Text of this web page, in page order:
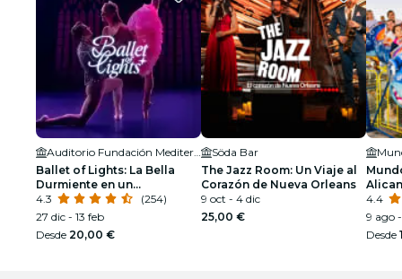
Ballet of Lights: La Bella
Durmiente en un
espectáculo deslumbrante
4.3
(254)
27 dic - 13 feb
Desde 20,00 €
Söda Bar
The Jazz Room: Un Viaje al
Corazón de Nueva Orleans
9 oct - 4 dic
25,00 €
4.4
9 ago
Desde